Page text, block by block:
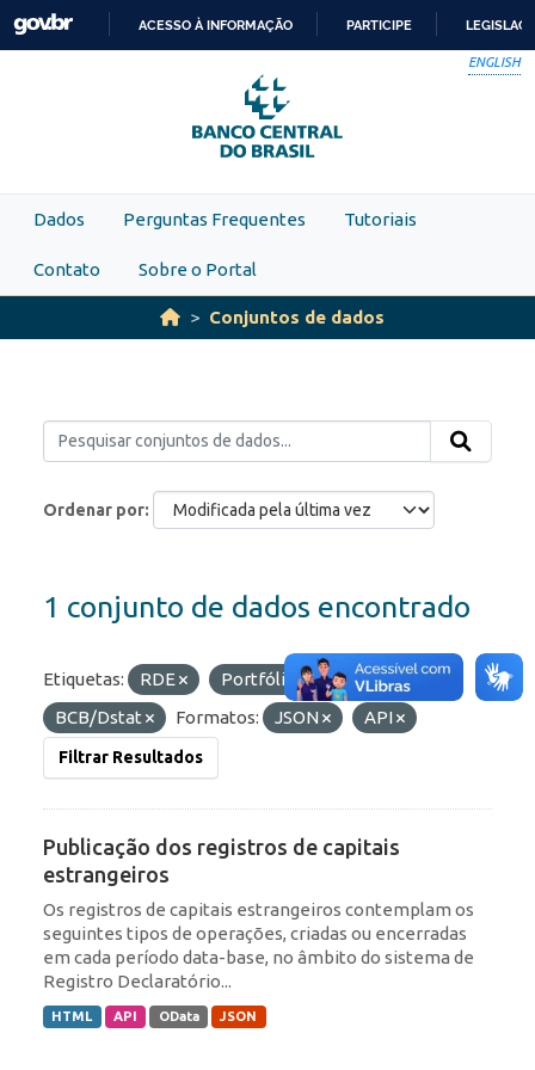
Skip to main content
PARA
O
CONTEÚDO
ACESSO À INFORMAÇÃO PARTICIPE
ENGLISH
Dados Perguntas Frequentes Tutoriais
Contato Sobre o Portal
Conjuntos de dados
Ordenar por
1 conjunto de dados encontrado
Etiquetas: RDE Portfólio
Organizações:
BCB/Dstat
Formatos: JSON API
Filtrar Resultados
Publicação dos registros de capitais
estrangeiros
Os registros de capitais estrangeiros contemplam os
seguintes tipos de operações, criadas ou encerradas
em cada período data-base, no âmbito do sistema de
Registro Declaratório...
HTML API OData JSON